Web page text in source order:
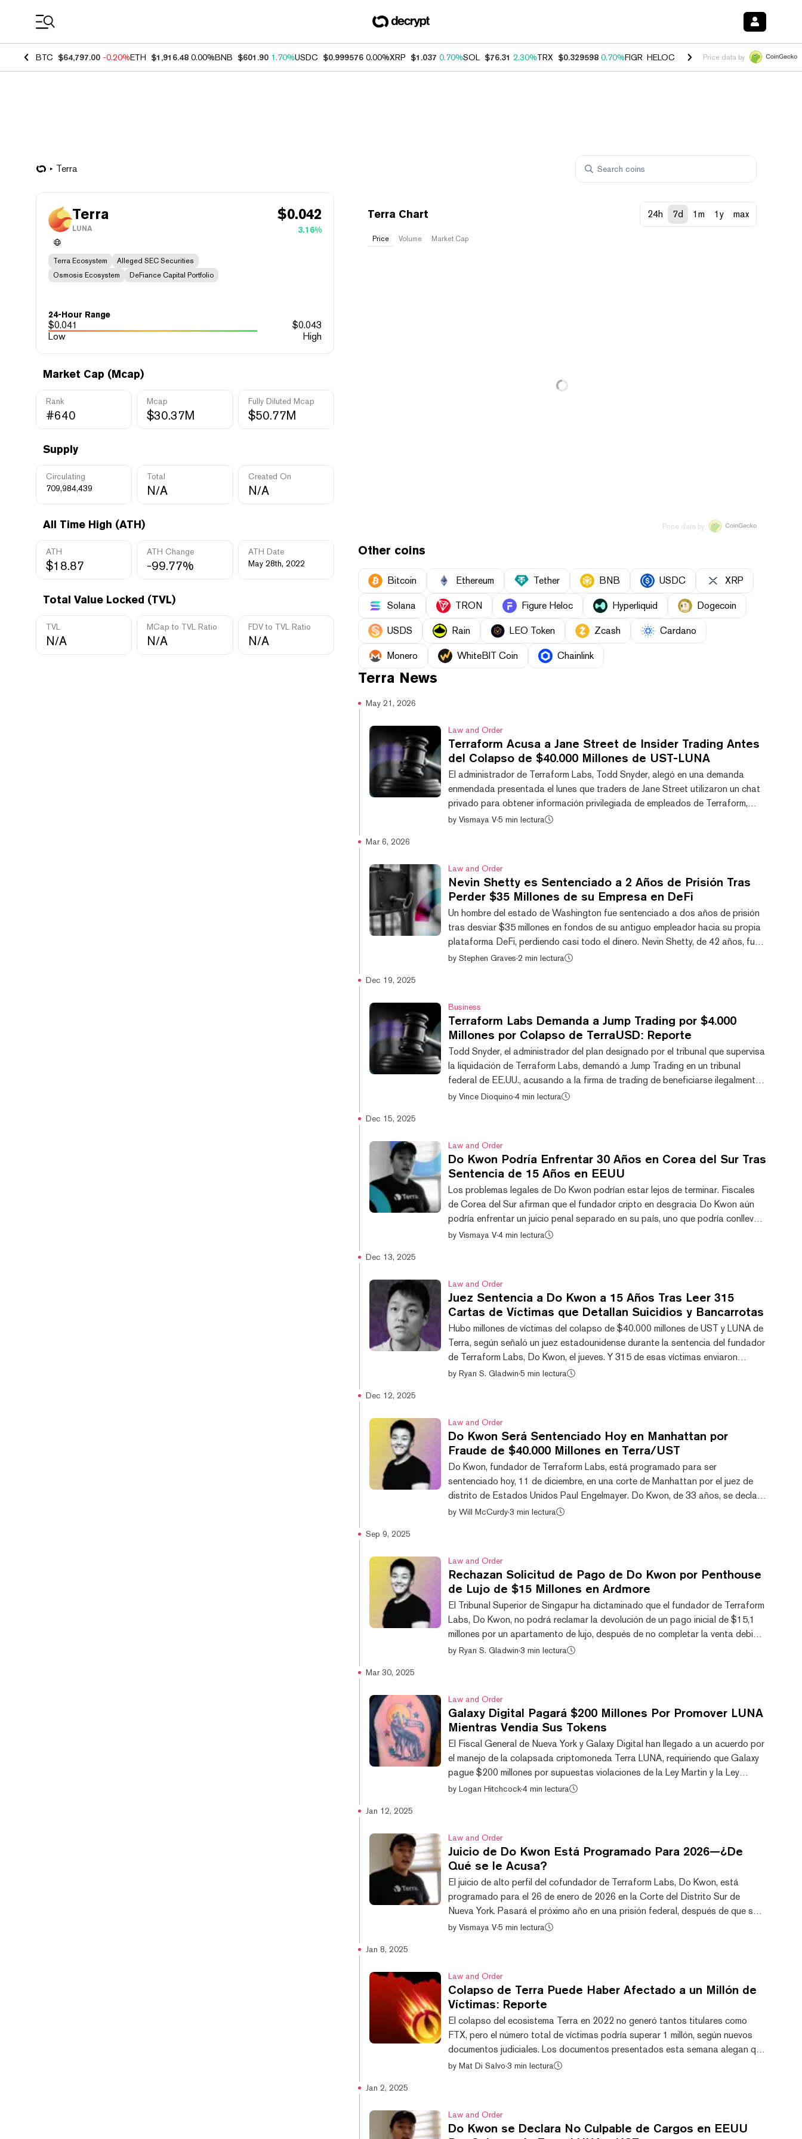
BTC $64,797.00 -0.20%ETH $1,916.48 0.00%BNB $601.90 1.70%USDC $0.999576 0.00%XRP $1.037 0.70%SOL $76.31 2.30%TRX $0.329598 0.70%FIGR_HELOC $1.001 -2.70%HYPE $54.77
Price data by
Terra
Terra
LUNA
$0.042
3.16%
Terra Ecosystem
Alleged SEC Securities
Osmosis Ecosystem
DeFiance Capital Portfolio
24-Hour Range
$0.041 $0.043
Low
High
Market Cap (Mcap)
Rank
#640
Mcap
$30.37M
Fully Diluted Mcap
$50.77M
Supply
Circulating
709,984,439
Total
N/A
Created On
N/A
All Time High (ATH)
ATH
$18.87
ATH Change
-99.77%
ATH Date
May 28th, 2022
Total Value Locked (TVL)
TVL
N/A
MCap to TVL Ratio
N/A
FDV to TVL Ratio
N/A
Terra Chart 24h 7d 1m 1y max
Price Volume Market Cap
Price data by
Other coins
Bitcoin Ethereum Tether BNB USDC XRP
Solana TRON Figure Heloc Hyperliquid Dogecoin
USDS Rain LEO Token Zcash Cardano
Monero WhiteBIT Coin Chainlink
Terra News
May 21, 2026
Law and Order
Terraform Acusa a Jane Street de Insider Trading Antes
del Colapso de $40.000 Millones de UST-LUNA
El administrador de Terraform Labs, Todd Snyder, alegó en una demanda
enmendada presentada el lunes que traders de Jane Street utilizaron un chat
privado para obtener información privilegiada de empleados de Terraform,
antes de deshacerse de toda la posición de $192 millones en TerraUSD de la
by Vismaya V·5 min lectura
Mar 6, 2026
Law and Order
Nevin Shetty es Sentenciado a 2 Años de Prisión Tras
Perder $35 Millones de su Empresa en DeFi
Un hombre del estado de Washington fue sentenciado a dos años de prisión
tras desviar $35 millones en fondos de su antiguo empleador hacia su propia
plataforma DeFi, perdiendo casi todo el dinero. Nevin Shetty, de 42 años, fue
declarado culpable de fraude electrónico el pasado noviembre por tomar y
by Stephen Graves·2 min lectura
Dec 19, 2025
Business
Terraform Labs Demanda a Jump Trading por $4.000
Millones por Colapso de TerraUSD: Reporte
Todd Snyder, el administrador del plan designado por el tribunal que supervisa
la liquidación de Terraform Labs, demandó a Jump Trading en un tribunal
federal de EE.UU., acusando a la firma de trading de beneficiarse ilegalmente
y contribuir materialmente al colapso del ecosistema Terra. La demanda fue
by Vince Dioquino·4 min lectura
Dec 15, 2025
Law and Order
Do Kwon Podría Enfrentar 30 Años en Corea del Sur Tras
Sentencia de 15 Años en EEUU
Los problemas legales de Do Kwon podrían estar lejos de terminar. Fiscales
de Corea del Sur afirman que el fundador cripto en desgracia Do Kwon aún
podría enfrentar un juicio penal separado en su país, uno que podría conllevar
décadas más tras las rejas, incluso después de recibir la semana pasada una
by Vismaya V·4 min lectura
Dec 13, 2025
Law and Order
Juez Sentencia a Do Kwon a 15 Años Tras Leer 315
Cartas de Víctimas que Detallan Suicidios y Bancarrotas
Hubo millones de víctimas del colapso de $40.000 millones de UST y LUNA de
Terra, según señaló un juez estadounidense durante la sentencia del fundador
de Terraform Labs, Do Kwon, el jueves. Y 315 de esas víctimas enviaron
cartas que detallaban suicidios, bancarrotas y crisis de salud que se
by Ryan S. Gladwin·5 min lectura
Dec 12, 2025
Law and Order
Do Kwon Será Sentenciado Hoy en Manhattan por
Fraude de $40.000 Millones en Terra/UST
Do Kwon, fundador de Terraform Labs, está programado para ser
sentenciado hoy, 11 de diciembre, en una corte de Manhattan por el juez de
distrito de Estados Unidos Paul Engelmayer. Do Kwon, de 33 años, se declaró
culpable de varios cargos de fraude en agosto, tras una huida internacional
by Will McCurdy·3 min lectura
Sep 9, 2025
Law and Order
Rechazan Solicitud de Pago de Do Kwon por Penthouse
de Lujo de $15 Millones en Ardmore
El Tribunal Superior de Singapur ha dictaminado que el fundador de Terraform
Labs, Do Kwon, no podrá reclamar la devolución de un pago inicial de $15,1
millones por un apartamento de lujo, después de no completar la venta debido
a enfrentar cargos criminales. Antes del colapso público de su proyecto de
by Ryan S. Gladwin·3 min lectura
Mar 30, 2025
Law and Order
Galaxy Digital Pagará $200 Millones Por Promover LUNA
Mientras Vendia Sus Tokens
El Fiscal General de Nueva York y Galaxy Digital han llegado a un acuerdo por
el manejo de la colapsada criptomoneda Terra LUNA, requiriendo que Galaxy
pague $200 millones por supuestas violaciones de la Ley Martin y la Ley
Ejecutiva de Nueva York. Una presentación de 49 páginas de la Oficina del
by Logan Hitchcock·4 min lectura
Jan 12, 2025
Law and Order
Juicio de Do Kwon Está Programado Para 2026—¿De
Qué se le Acusa?
El juicio de alto perfil del cofundador de Terraform Labs, Do Kwon, está
programado para el 26 de enero de 2026 en la Corte del Distrito Sur de
Nueva York. Pasará el próximo año en una prisión federal, después de que sus
abogados consintieran su detención. El juicio, que se espera que dure de
by Vismaya V·5 min lectura
Jan 8, 2025
Law and Order
Colapso de Terra Puede Haber Afectado a un Millón de
Víctimas: Reporte
El colapso del ecosistema Terra en 2022 no generó tantos titulares como
FTX, pero el número total de víctimas podría superar 1 millón, según nuevos
documentos judiciales. Los documentos presentados esta semana alegan que
el número de víctimas del desacreditado magnate de criptomonedas, el
by Mat Di Salvo·3 min lectura
Jan 2, 2025
Law and Order
Do Kwon se Declara No Culpable de Cargos en EEUU